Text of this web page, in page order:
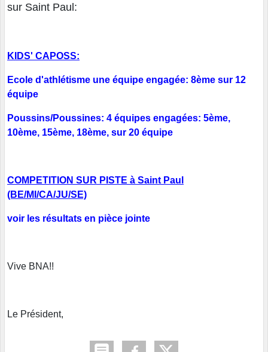
sur Saint Paul:
KIDS' CAPOSS:
Ecole d'athlétisme une équipe engagée: 8ème sur 12
équipe
Poussins/Poussines: 4 équipes engagées: 5ème,
10ème, 15ème, 18ème, sur 20 équipe
COMPETITION SUR PISTE à Saint Paul
(BE/MI/CA/JU/SE)
voir les résultats en pièce jointe
Vive BNA!!
Le Président,